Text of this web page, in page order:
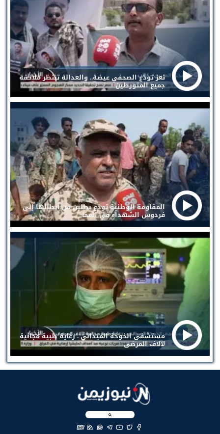
تعز تودّع الصحفي عيضة.. والعدالة تنتظر ملاحقة
جميع المتورطين
المقاومة الوطنية تودع بطلين من أبطالها إلى
فردوس الشهداء في المخا
مستشفى الخوخة الميداني . رعاية طبية مجانية
لآلاف المرضى
EN